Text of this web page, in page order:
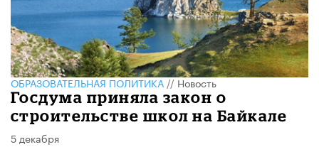
ОБРАЗОВАТЕЛЬНАЯ ПОЛИТИКА//Новость
Госдума приняла закон о
строительстве школ на Байкале
5 декабря